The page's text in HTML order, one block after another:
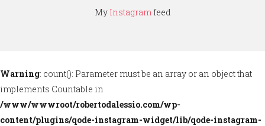
My Instagramfeed
Warning: count(): Parameter must be an array or an object that
implements Countable in
/www/wwwroot/robertodalessio.com/wp-
content/plugins/qode-instagram-widget/lib/qode-instagram-